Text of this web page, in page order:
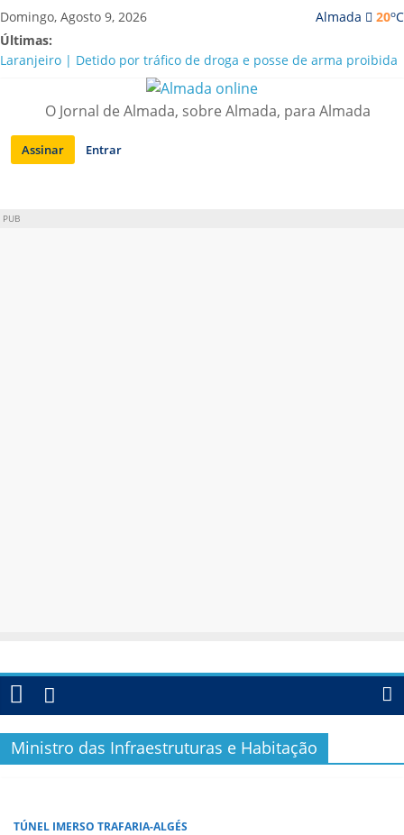
Saltar
para
conteúdo
Almada 20oC
Domingo, Agosto 9, 2026
Últimas:
Laranjeiro | Detido por tráfico de droga e posse de arma proibida
A “crise” da água em Almada: ilações e ensinamentos necessários
Costa da Caparica | Polícia Marítima e ASAE detectam
irregularidades em habitações e restaurantes
APA diz que falta de água em Almada “foi um problema de má
O Jornal de Almada, sobre Almada, para Almada
Assinar Entrar
PUB
Ministro das Infraestruturas e Habitação
TÚNEL IMERSO TRAFARIA-ALGÉS